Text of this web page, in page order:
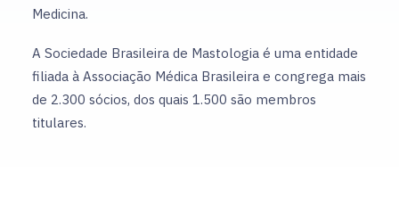
Medicina.
A Sociedade Brasileira de Mastologia é uma entidade
filiada à Associação Médica Brasileira e congrega mais
de 2.300 sócios, dos quais 1.500 são membros
titulares.